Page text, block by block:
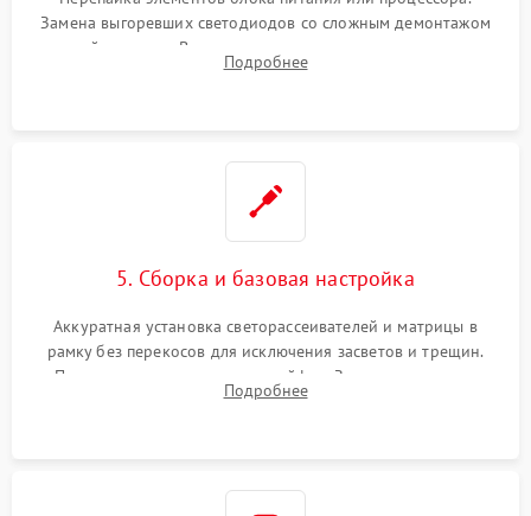
Замена выгоревших светодиодов со сложным демонтажом
хрупкой матрицы. Восстановление поврежденных дорожек,
прошивка микросхем памяти EEPROM
Подробнее
5. Сборка и базовая настройка
Аккуратная установка светорассеивателей и матрицы в
рамку без перекосов для исключения засветов и трещин.
Подключение внутренних шлейфов. Закрытие корпуса.
Сброс настроек и обновление программного обеспечения.
Подробнее